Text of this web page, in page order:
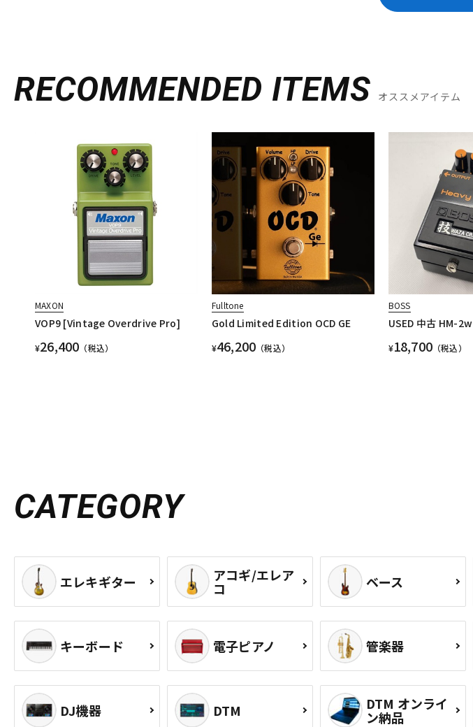
RECOMMENDED ITEMS オススメアイテム
MAXON
VOP9 [Vintage Overdrive Pro]
¥26,400 （税込）
Fulltone
Gold Limited Edition OCD GE
¥46,200 （税込）
BOSS
USED 中古 HM-2w
¥18,700 （税込）
CATEGORY
エレキギター アコギ/エレア
コ ベース
キーボード 電子ピアノ 管楽器
DJ機器 DTM DTM オンライ
ン納品